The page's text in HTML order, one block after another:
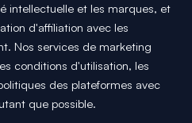
intellectuelle et les marques, et
d'affiliation avec les
Nos services de marketing
conditions d'utilisation, les
des plateformes avec
que possible.